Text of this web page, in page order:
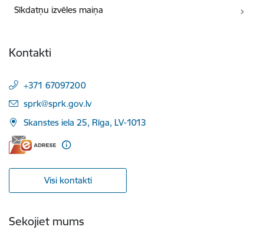
Sīkdatņu izvēles maiņa
Kontakti
+371 67097200
E-pasts:
sprk@sprk.gov.lv
Skanstes iela 25, Rīga, LV-1013
Visi kontakti
Sekojiet mums